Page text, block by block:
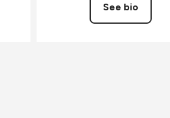
See bio